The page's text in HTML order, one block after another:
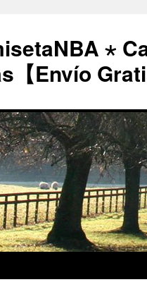
⋆
【Envío